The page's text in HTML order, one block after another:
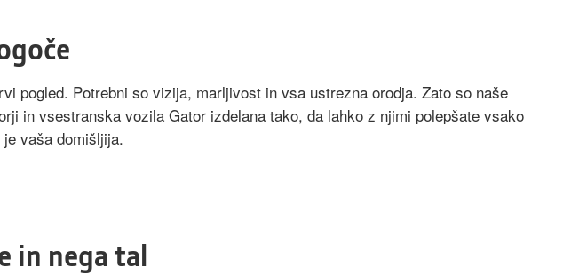
pogled. Potrebni so vizija, marljivost in vsa ustrezna orodja. Zato so naše
in vsestranska vozila Gator izdelana tako, da lahko z njimi polepšate vsako
vaša domišljija.
in nega tal